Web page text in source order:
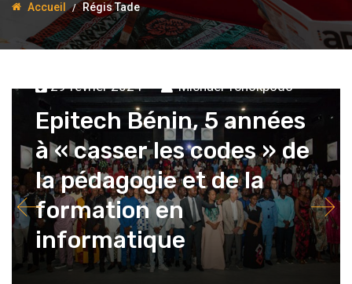
Accueil Régis Tade
29 février 2024 Michaël Tchokpodo
Epitech Bénin, 5 années
à « casser les codes » de
la pédagogie et de la
formation en
informatique